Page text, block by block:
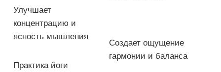
Улучшает
концентрацию и
ясность мышления
Практика йоги
Создает ощущение
гармонии и баланса